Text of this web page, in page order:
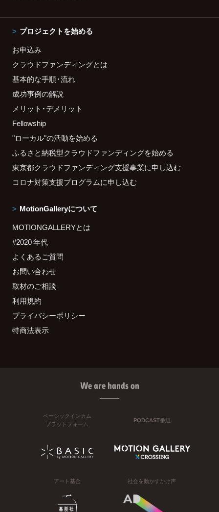
プロジェクトを始める
お申込み
クラウドファンディングとは
基本的な手順・流れ
成功事例の解説
メリット・デメリット
Fellowship
"ローカル"の活動を始める
ふるさと納税型クラウドファンディングを始める
東京都クラウドファンディング支援事業に申し込む
コロナ対策支援プログラムに申し込む
MotionGalleryについて
MOTIONGALLERYとは
#2020 年代
よくあるご質問
お問い合わせ
取材のご相談
利用規約
プライバシーポリシー
特商法表示
We are hands on
ベーシックインカム
プラットフォーム
PODCAST番組
アート基金 社会を動かすかけ声